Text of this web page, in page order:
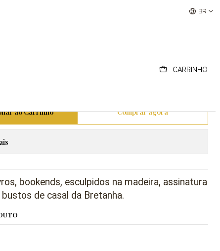
CARRINHO
Buscantiguidades - Leilões Colecionismo e BR
em madeira.
bookends, bustos de
escupidos em
ao Carrinho Comprar agora
bookends, esculpidos na madeira, assinatura
de casal da Bretanha.